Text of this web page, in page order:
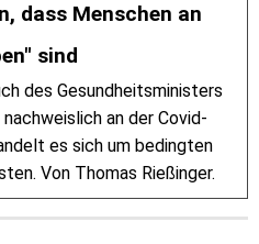
dass Menschen an
sind
des Gesundheitsministers
an der Covid-
es sich um bedingten
Von Thomas Rießinger.